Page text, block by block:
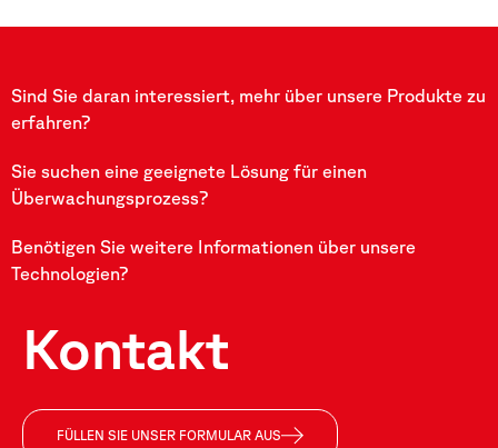
Sind Sie daran interessiert, mehr über unsere Produkte zu
erfahren?
Sie suchen eine geeignete Lösung für einen
Überwachungsprozess?
Benötigen Sie weitere Informationen über unsere
Technologien?
Kontakt
FÜLLEN SIE UNSER FORMULAR AUS